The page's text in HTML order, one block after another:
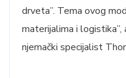
drveta”. Tema ovog
materijalima i
njemački specijalist